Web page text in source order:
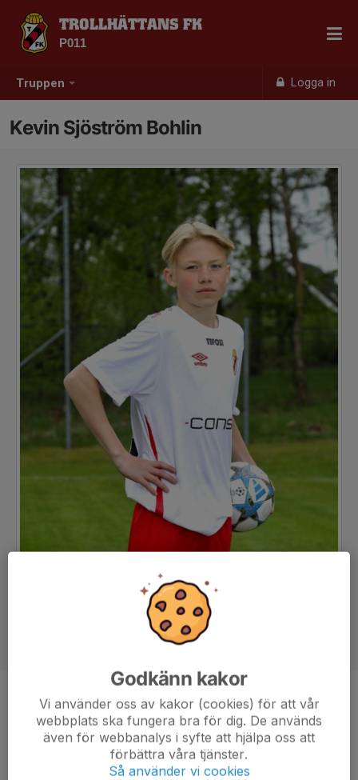
Truppen Logga in
TROLLHÄTTANS FK
P011
Kevin Sjöström Bohlin
Position
-
Ålder
14 år
Godkänn kakor
Vi använder oss av kakor (cookies) för att vår
webbplats ska fungera bra för dig. De används
även för webbanalys i syfte att hjälpa oss att
förbättra våra tjänster.
Så använder vi cookies